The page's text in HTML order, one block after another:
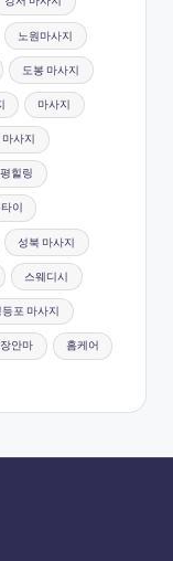
노원마사지
도봉 마사지
마사지
마사지
힐링
이
성북 마사지
스웨디시
등포 마사지
안마 홈케어